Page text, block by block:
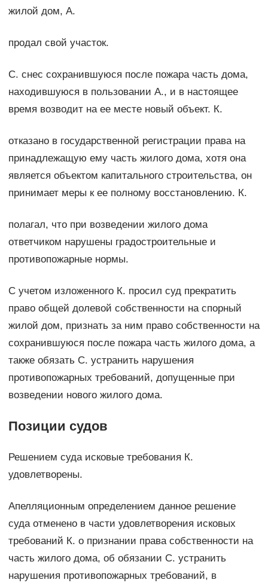
жилой дом, А.
продал свой участок.
С. снес сохранившуюся после пожара часть дома,
находившуюся в пользовании А., и в настоящее
время возводит на ее месте новый объект. К.
отказано в государственной регистрации права на
принадлежащую ему часть жилого дома, хотя она
является объектом капитального строительства, он
принимает меры к ее полному восстановлению. К.
полагал, что при возведении жилого дома
ответчиком нарушены градостроительные и
противопожарные нормы.
С учетом изложенного К. просил суд прекратить
право общей долевой собственности на спорный
жилой дом, признать за ним право собственности на
сохранившуюся после пожара часть жилого дома, а
также обязать С. устранить нарушения
противопожарных требований, допущенные при
возведении нового жилого дома.
Позиции судов
Решением суда исковые требования К.
удовлетворены.
Апелляционным определением данное решение
суда отменено в части удовлетворения исковых
требований К. о признании права собственности на
часть жилого дома, об обязании С. устранить
нарушения противопожарных требований, в